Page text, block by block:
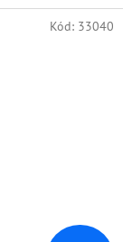
Kód: 33040